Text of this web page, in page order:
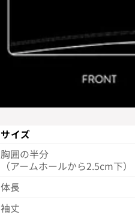
サイズ
胸囲の半分
（アームホールから2.5cm下）
体長
袖丈